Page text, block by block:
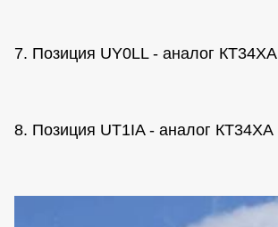
7. Позиция UY0LL - аналог КТ34ХА
8. Позиция UT1IA - аналог КТ34ХА